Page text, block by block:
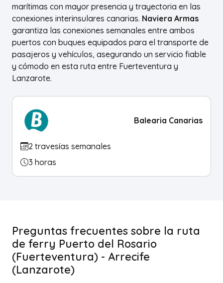
marítimas con mayor presencia y trayectoria en las
conexiones interinsulares canarias. Naviera Armas
garantiza las conexiones semanales entre ambos
puertos con buques equipados para el transporte de
pasajeros y vehículos, asegurando un servicio fiable
y cómodo en esta ruta entre Fuerteventura y
Lanzarote.
Balearia Canarias
2 travesías semanales
3 horas
Preguntas frecuentes sobre la ruta
de ferry Puerto del Rosario
(Fuerteventura) - Arrecife
(Lanzarote)